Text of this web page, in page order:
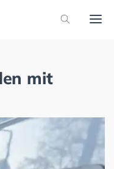
mit